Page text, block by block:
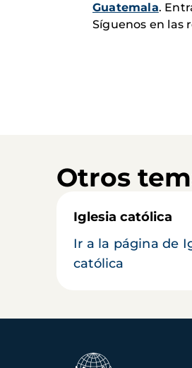
Guatemala.
Síguenos en las
Otros
Iglesia católica
Ir a la página de
católica